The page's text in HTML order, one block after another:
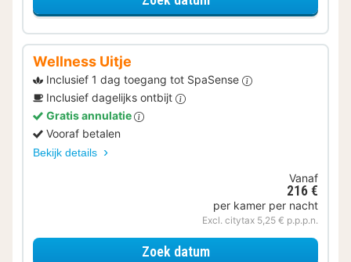
Wellness Uitje
Inclusief 1 dag toegang tot SpaSense
Inclusief dagelijks ontbijt
Gratis annulatie
Vooraf betalen
Bekijk details
Vanaf
216 €
per kamer per nacht
Excl. citytax 5,25 € p.p.p.n.
Zoek datumvoor Wellness Uitje